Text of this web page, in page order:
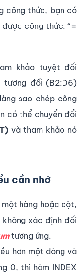
công thức, bạn có
công thức: “=
khảo tuyệt đối
tương đối (B2:D6)
sao chép công
có thể chuyển đổi
và tham khảo nó
cần nhớ
một hàng hoặc cột,
xác định đối
tương ứng.
hơn một dòng và
0, thì hàm INDEX